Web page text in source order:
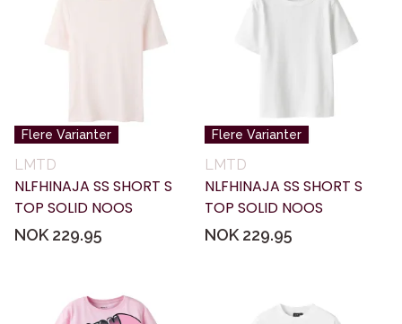
Flere Varianter
LMTD
NLFHINAJA SS SHORT S
TOP SOLID NOOS
NOK 229.95
Flere Varianter
LMTD
NLFHINAJA SS SHORT S
TOP SOLID NOOS
NOK 229.95